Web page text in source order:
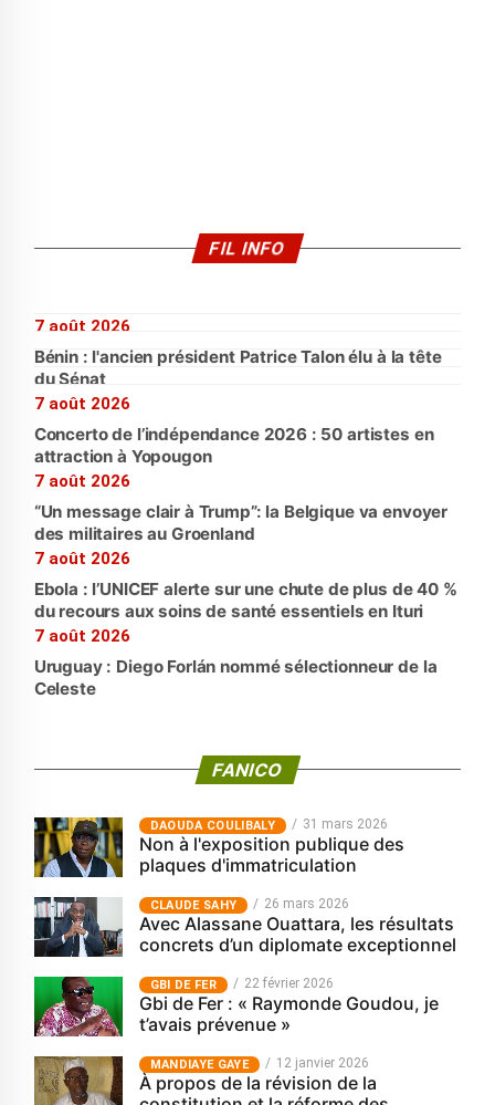
FIL INFO
7 août 2026
Bénin : l'ancien président Patrice Talon élu à la tête
du Sénat
7 août 2026
Concerto de l’indépendance 2026 : 50 artistes en
attraction à Yopougon
7 août 2026
“Un message clair à Trump”: la Belgique va envoyer
des militaires au Groenland
7 août 2026
Ebola : l’UNICEF alerte sur une chute de plus de 40 %
du recours aux soins de santé essentiels en Ituri
7 août 2026
Uruguay : Diego Forlán nommé sélectionneur de la
Celeste
FANICO
‎DAOUDA COULIBALY 31 mars 2026
Non à l'exposition publique des
plaques d'immatriculation
CLAUDE SAHY 26 mars 2026
Avec Alassane Ouattara, les résultats
concrets d’un diplomate exceptionnel
GBI DE FER 22 février 2026
Gbi de Fer : « Raymonde Goudou, je
t’avais prévenue »
MANDIAYE GAYE 12 janvier 2026
À propos de la révision de la